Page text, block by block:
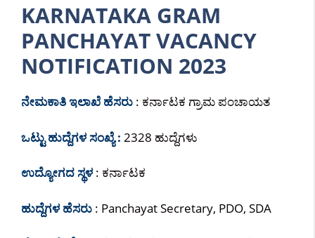
KARNATAKA GRAM
PANCHAYAT VACANCY
NOTIFICATION 2023
ನೇಮಕಾತಿ ಇಲಾಖೆ ಹೆಸರು : ಕರ್ನಾಟಕ ಗ್ರಾಮ ಪಂಚಾಯತ
ಒಟ್ಟು ಹುದ್ದೆಗಳ ಸಂಖ್ಯೆ : 2328 ಹುದ್ದೆಗಳು
ಉದ್ಯೋಗದ ಸ್ಥಳ : ಕರ್ನಾಟಕ
ಹುದ್ದೆಗಳ ಹೆಸರು : Panchayat Secretary, PDO, SDA